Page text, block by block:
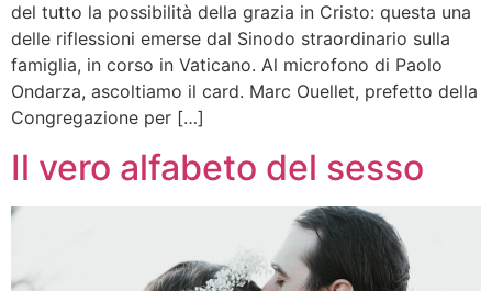
del tutto la possibilità della grazia in Cristo: questa una
delle riflessioni emerse dal Sinodo straordinario sulla
famiglia, in corso in Vaticano. Al microfono di Paolo
Ondarza, ascoltiamo il card. Marc Ouellet, prefetto della
Congregazione per […]
Il vero alfabeto del sesso